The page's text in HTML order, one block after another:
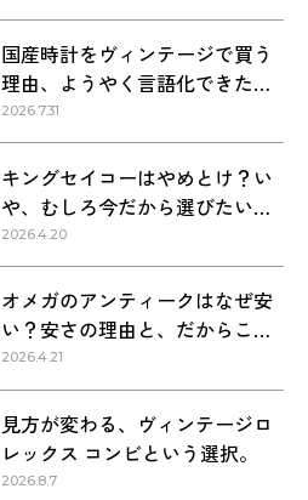
国産時計をヴィンテージで買う
理由、ようやく言語化できた気
がする
2026.7.31
キングセイコーはやめとけ？い
や、むしろ今だから選びたい理
由
2026.4.20
オメガのアンティークはなぜ安
い？安さの理由と、だからこそ
狙い目な理由
2026.4.21
見方が変わる、ヴィンテージロ
レックス コンビという選択。
2026.8.7